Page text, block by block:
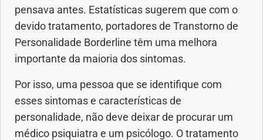
pensava antes. Estatísticas sugerem que com o
devido tratamento, portadores de Transtorno de
Personalidade Borderline têm uma melhora
importante da maioria dos sintomas.
Por isso, uma pessoa que se identifique com
esses sintomas e características de
personalidade, não deve deixar de procurar um
médico psiquiatra e um psicólogo. O tratamento